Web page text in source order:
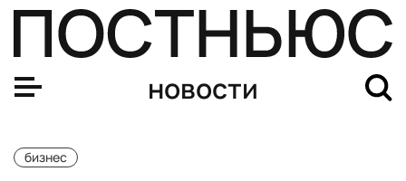
новости
бизнес
Скандальная компания Rendez-Vous задолжала более